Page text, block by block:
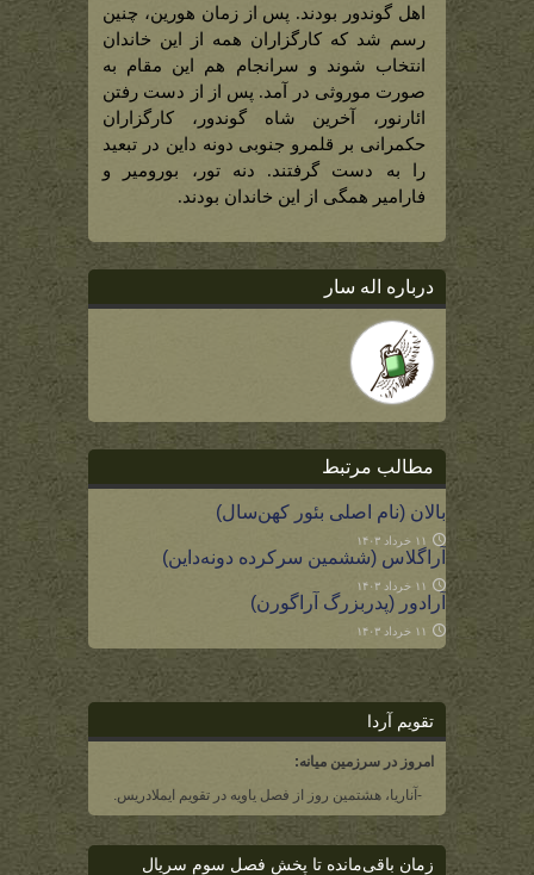
اهل گوندور بودند. پس از زمان هورین، چنین
رسم شد که کارگزاران همه از این خاندان
انتخاب شوند و سرانجام هم این مقام به
صورت موروثی در آمد. پس از از دست رفتن
ائارنور، آخرین شاه گوندور، کارگزاران
حکمرانی بر قلمرو جنوبی دونه داین در تبعید
را به دست گرفتند. دنه تور، بورومیر و
فارامیر همگی از این خاندان بودند.
درباره اله سار
مطالب مرتبط
بالان (نام اصلی بئور کهن‌سال)
۱۱ خرداد ۱۴۰۳
آراگلاس (ششمین سرکرده دونه‌داین)
۱۱ خرداد ۱۴۰۳
آرادور (پدربزرگ آراگورن)
۱۱ خرداد ۱۴۰۳
تقویم آردا
امروز در سرزمین میانه:
-آناریا، هشتمین روز از فصل یاویه در تقویم ایملادریس.
زمان باقی‌مانده تا پخش فصل سوم سریال